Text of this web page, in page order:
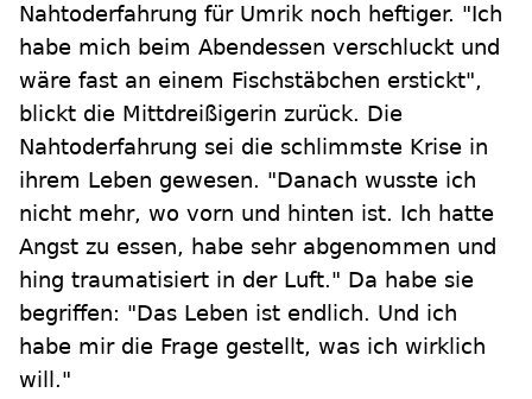
Nahtoderfahrung für Umrik noch heftiger. "Ich
habe mich beim Abendessen verschluckt und
wäre fast an einem Fischstäbchen erstickt",
blickt die Mittdreißigerin zurück. Die
Nahtoderfahrung sei die schlimmste Krise in
ihrem Leben gewesen. "Danach wusste ich
nicht mehr, wo vorn und hinten ist. Ich hatte
Angst zu essen, habe sehr abgenommen und
hing traumatisiert in der Luft." Da habe sie
begriffen: "Das Leben ist endlich. Und ich
habe mir die Frage gestellt, was ich wirklich
will."